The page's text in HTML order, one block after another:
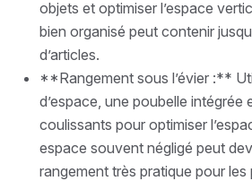
objets et optimiser l’espace
bien organisé peut contenir
d’articles.
**Rangement sous l’évier :**
d’espace, une poubelle intégrée
coulissants pour optimiser
espace souvent négligé peut
rangement très pratique pour les